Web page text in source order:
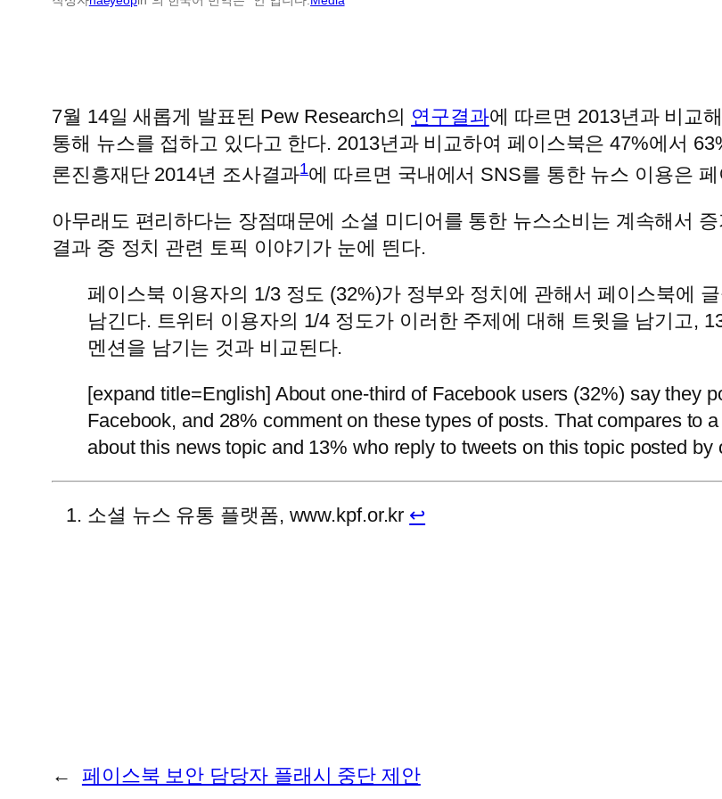
7월 14일 새롭게 발표된 Pew Research의 연구결과에 따르면 2013년과 비교
통해 뉴스를 접하고 있다고 한다. 2013년과 비교하여 페이스북은 47%에서
론진흥재단 2014년 조사결과1에 따르면 국내에서 SNS를 통한 뉴스 이용은
아무래도 편리하다는 장점때문에 소셜 미디어를 통한 뉴스소비는 계속해서
결과 중 정치 관련 토픽 이야기가 눈에 띈다.
페이스북 이용자의 1/3 정도 (32%)가 정부와 정치에 관해서 페이스북에
남긴다. 트위터 이용자의 1/4 정도가 이러한 주제에 대해 트윗을 남기고,
멘션을 남기는 것과 비교된다.
[expand title=English] About one-third of Facebook users (32%) say they
Facebook, and 28% comment on these types of posts. That compares to
about this news topic and 13% who reply to tweets on this topic posted by
소셜 뉴스 유통 플랫폼, www.kpf.or.kr ↩
← 페이스북 보안 담당자 플래시 중단 제안